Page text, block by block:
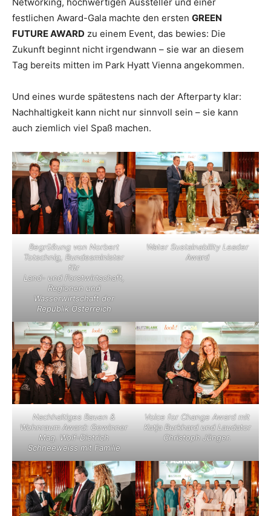
festlichen Award-Gala machte den ersten GREEN
FUTURE AWARD zu einem Event, das bewies: Die
Zukunft beginnt nicht irgendwann – sie war an diesem
Tag bereits mitten im Park Hyatt Vienna angekommen.
Und eines wurde spätestens nach der Afterparty klar:
Nachhaltigkeit kann nicht nur sinnvoll sein – sie kann
auch ziemlich viel Spaß machen.
Begrüßung von Norbert
Totschnig, Bundesminister
für
Land- und Forstwirtschaft,
Regionen und
Wasserwirtschaft der
Republik Österreich
Water Sustainability Leader
Award
Nachhaltiges Bauen &
Wohnraum Award: Gewinner
Mag. Wolf-Dietrich
Schneeweiss mit Familie
Voice for Change Award mit
Katja Burkhard und Laudator
Christoph Jünger.